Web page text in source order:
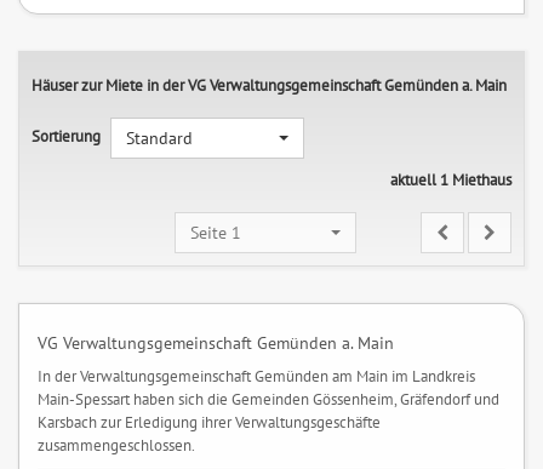
Häuser zur Miete in der VG Verwaltungsgemeinschaft Gemünden a. Main
Sortierung
Standard
aktuell 1 Miethaus
Seite 1
VG Verwaltungsgemeinschaft Gemünden a. Main
In der Verwaltungsgemeinschaft Gemünden am Main im Landkreis
Main-Spessart haben sich die Gemeinden Gössenheim, Gräfendorf und
Karsbach zur Erledigung ihrer Verwaltungsgeschäfte
zusammengeschlossen.